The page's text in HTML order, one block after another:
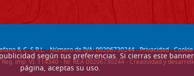
según tus preferencias. Si cierras este
página, aceptas su uso.
& C. S.R.L. - Número de IVA: 00206730244 -Privacidad-Cookie
imp. VI: 114340 - Nr. REA 00206730244 - Creatividad y